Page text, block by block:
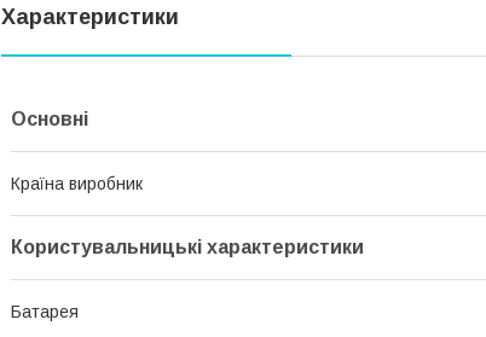
Характеристики
Основні
Країна виробник
Користувальницькі характеристики
Батарея